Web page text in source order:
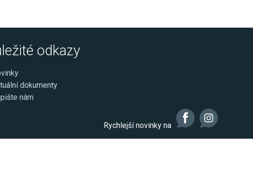
odkazy
dokumenty
nám
Rychlejší novinky na